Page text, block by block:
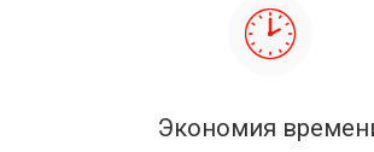
Экономия